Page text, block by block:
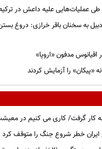
به سخنان باقر خرازی: دروغ
مدفون «اروپا»
«پیکان» را آزمایش کردند
را به کار گرفت/ کاری می کنیم در
ایران خطر شروع جنگ را متوقف کرد